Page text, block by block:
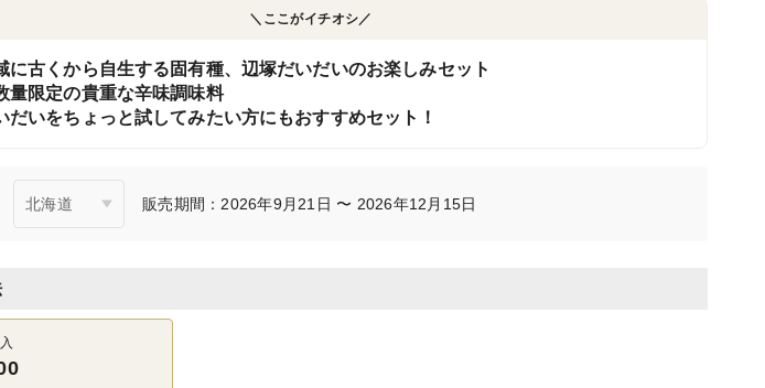
＼ここがイチオシ／
に古くから自生する固有種、辺塚だいだいのお楽しみセット
量限定の貴重な辛味調味料
だいをちょっと試してみたい方にもおすすめセット！
販売期間：2026年9月21日 〜 2026年12月15日